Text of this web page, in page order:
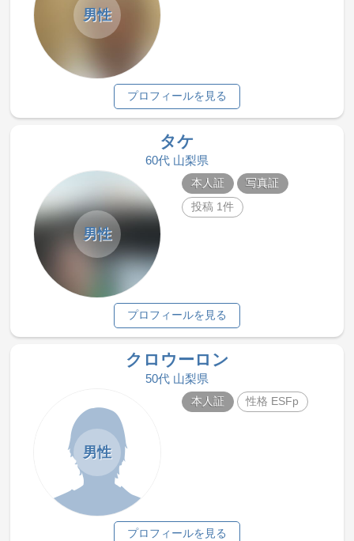
男性
プロフィールを見る
タケ
60代 山梨県
男性
本人証
写真証
投稿 1件
プロフィールを見る
クロウーロン
50代 山梨県
男性
本人証 性格 ESFp
プロフィールを見る